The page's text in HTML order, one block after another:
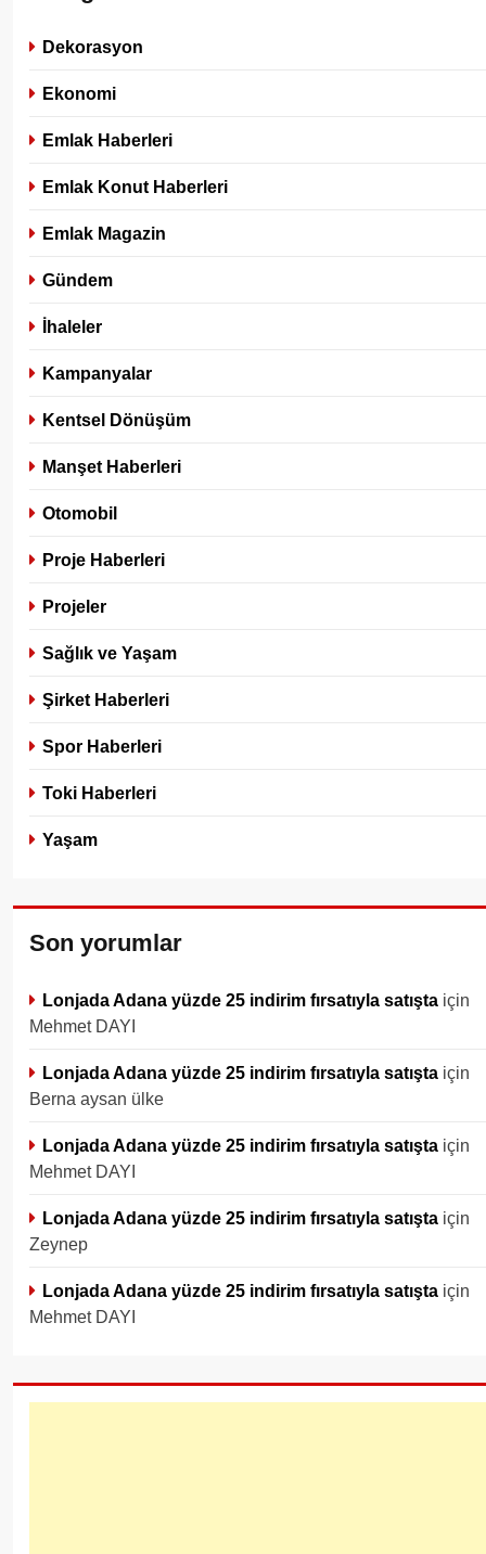
Dekorasyon
Ekonomi
Emlak Haberleri
Emlak Konut Haberleri
Emlak Magazin
Gündem
İhaleler
Kampanyalar
Kentsel Dönüşüm
Manşet Haberleri
Otomobil
Proje Haberleri
Projeler
Sağlık ve Yaşam
Şirket Haberleri
Spor Haberleri
Toki Haberleri
Yaşam
Son yorumlar
Lonjada Adana yüzde 25 indirim fırsatıyla satışta için
Mehmet DAYI
Lonjada Adana yüzde 25 indirim fırsatıyla satışta için
Berna aysan ülke
Lonjada Adana yüzde 25 indirim fırsatıyla satışta için
Mehmet DAYI
Lonjada Adana yüzde 25 indirim fırsatıyla satışta için
Zeynep
Lonjada Adana yüzde 25 indirim fırsatıyla satışta için
Mehmet DAYI